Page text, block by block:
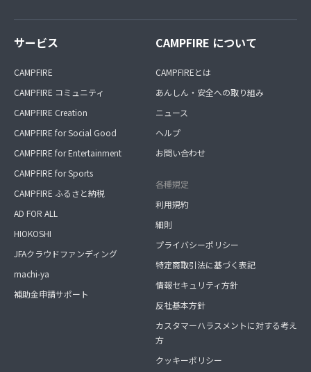
サービス
CAMPFIRE
CAMPFIRE コミュニティ
CAMPFIRE Creation
CAMPFIRE for Social Good
CAMPFIRE for Entertainment
CAMPFIRE for Sports
CAMPFIRE ふるさと納税
AD FOR ALL
HIOKOSHI
JFAクラウドファンディング
machi-ya
補助金申請サポート
CAMPFIRE について
CAMPFIREとは
あんしん・安全への取り組み
ニュース
ヘルプ
お問い合わせ
各種規定
利用規約
細則
プライバシーポリシー
特定商取引法に基づく表記
情報セキュリティ方針
反社基本方針
カスタマーハラスメントに対する考え
方
クッキーポリシー